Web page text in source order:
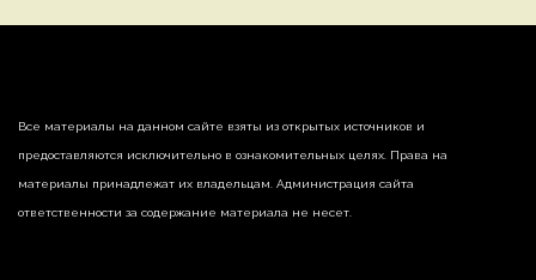
Все материалы на данном сайте взяты из открытых источников и
предоставляются исключительно в ознакомительных целях. Права на
материалы принадлежат их владельцам. Администрация сайта
ответственности за содержание материала не несет.